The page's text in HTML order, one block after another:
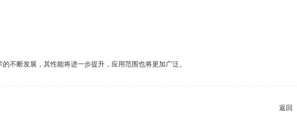
不断发展，其性能将进一步提升，应用范围也将更加广泛。
返回